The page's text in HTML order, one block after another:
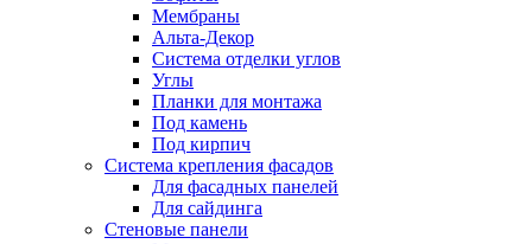
Мембраны
Альта-Декор
Система отделки углов
Углы
Планки для монтажа
Под камень
Под кирпич
Система крепления фасадов
Для фасадных панелей
Для сайдинга
Стеновые панели